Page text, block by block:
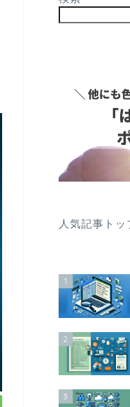
人気記事トッ
1
2
3